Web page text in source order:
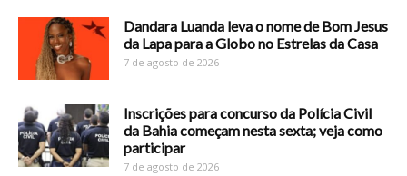
Dandara Luanda leva o nome de Bom Jesus
da Lapa para a Globo no Estrelas da Casa
7 de agosto de 2026
Inscrições para concurso da Polícia Civil
da Bahia começam nesta sexta; veja como
participar
7 de agosto de 2026